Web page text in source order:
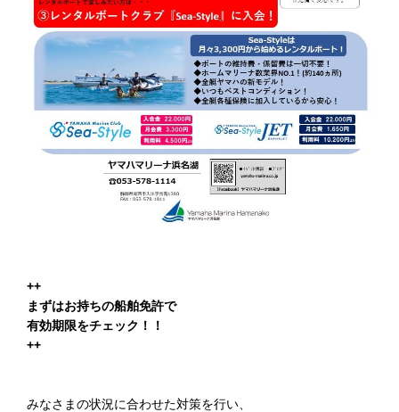
++
まずはお持ちの船舶免許で
有効期限をチェック！！
++
みなさまの状況に合わせた対策を行い、